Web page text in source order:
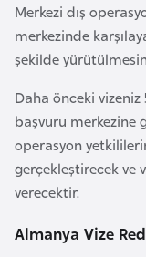
Merkezi dış
merkezinde
şekilde
Daha önceki vizeniz
başvuru merkezine
operasyon
gerçekleştirecek ve
verecektir.
Almanya Vize
E
t
y
o
p
y
a